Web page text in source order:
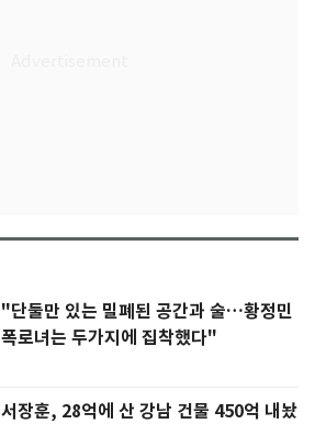
"단둘만 있는 밀폐된 공간과 술…황정민
폭로녀는 두가지에 집착했다"
서장훈, 28억에 산 강남 건물 450억 내놨